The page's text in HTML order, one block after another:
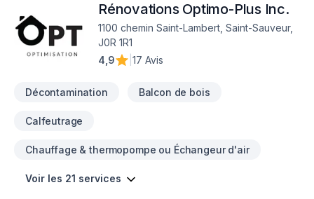
agents immobiliers. Nous nous déplaçons gratuitement pour
évaluer sur place vos projets de travaux. N'hésitez pas à
communiquer avec nous pour le meilleur service possible!
Rénovations Optimo-Plus Inc.
1100 chemin Saint-Lambert, Saint-Sauveur,
J0R 1R1
4,9
17 Avis
Décontamination Balcon de bois
Calfeutrage
Chauffage & thermopompe ou Échangeur d'air
Voir les 21 services